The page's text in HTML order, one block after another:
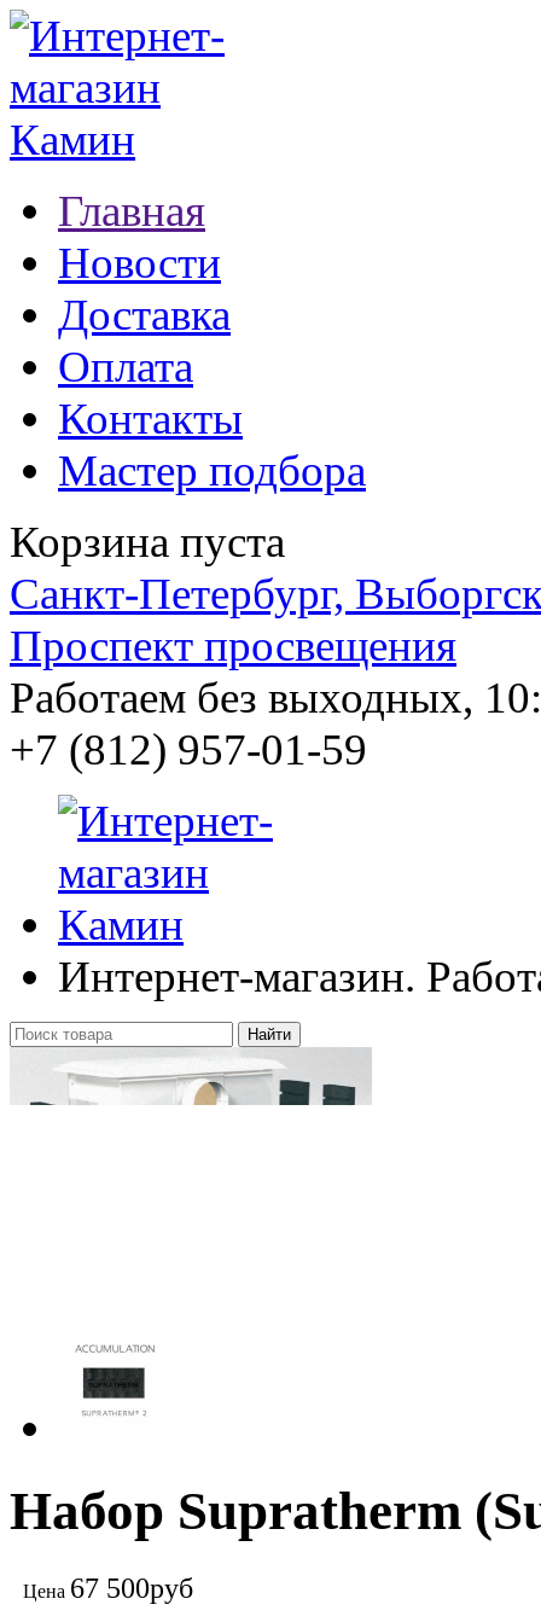
Главная
Новости
Доставка
Оплата
Контакты
Мастер подбора
Корзина пуста
Санкт-Петербург,
Проспект просвещения
Работаем без выходных,
+7 (812) 957-01-59
Интернет-магазин.
Набор Supratherm
Цена 67 500руб